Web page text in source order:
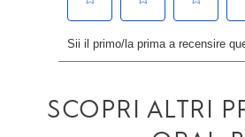
SCOPRI ALTRI